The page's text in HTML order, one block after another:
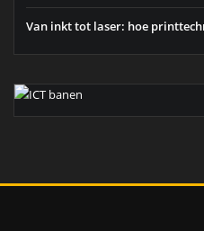
Van inkt tot laser: hoe